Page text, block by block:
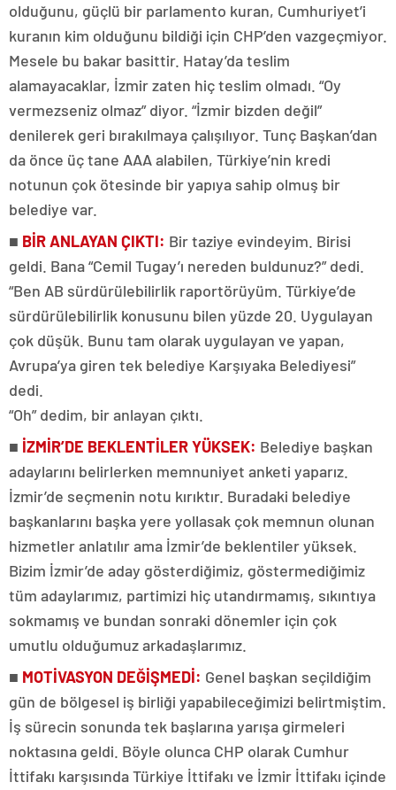
olduğunu, güçlü bir parlamento kuran, Cumhuriyet’i
kuranın kim olduğunu bildiği için CHP’den vazgeçmiyor.
Mesele bu bakar basittir. Hatay’da teslim
alamayacaklar, İzmir zaten hiç teslim olmadı. “Oy
vermezseniz olmaz” diyor. “İzmir bizden değil”
denilerek geri bırakılmaya çalışılıyor. Tunç Başkan’dan
da önce üç tane AAA alabilen, Türkiye’nin kredi
notunun çok ötesinde bir yapıya sahip olmuş bir
belediye var.
■ BİR ANLAYAN ÇIKTI: Bir taziye evindeyim. Birisi
geldi. Bana “Cemil Tugay’ı nereden buldunuz?” dedi.
“Ben AB sürdürülebilirlik raportörüyüm. Türkiye’de
sürdürülebilirlik konusunu bilen yüzde 20. Uygulayan
çok düşük. Bunu tam olarak uygulayan ve yapan,
Avrupa’ya giren tek belediye Karşıyaka Belediyesi”
dedi.
“Oh” dedim, bir anlayan çıktı.
■ İZMİR’DE BEKLENTİLER YÜKSEK: Belediye başkan
adaylarını belirlerken memnuniyet anketi yaparız.
İzmir’de seçmenin notu kırıktır. Buradaki belediye
başkanlarını başka yere yollasak çok memnun olunan
hizmetler anlatılır ama İzmir’de beklentiler yüksek.
Bizim İzmir’de aday gösterdiğimiz, göstermediğimiz
tüm adaylarımız, partimizi hiç utandırmamış, sıkıntıya
sokmamış ve bundan sonraki dönemler için çok
umutlu olduğumuz arkadaşlarımız.
■ MOTİVASYON DEĞİŞMEDİ: Genel başkan seçildiğim
gün de bölgesel iş birliği yapabileceğimizi belirtmiştim.
İş sürecin sonunda tek başlarına yarışa girmeleri
noktasına geldi. Böyle olunca CHP olarak Cumhur
İttifakı karşısında Türkiye İttifakı ve İzmir İttifakı içinde